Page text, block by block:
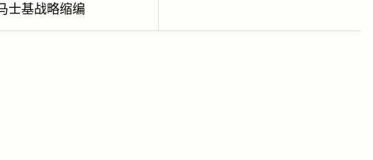
士基战略缩编